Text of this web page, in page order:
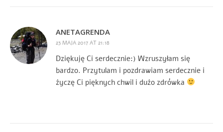
ANETAGRENDA
23 MAJA 2017 AT 21:18
Dziękuję Ci serdecznie:) Wzruszyłam się
bardzo. Przytulam i pozdrawiam serdecznie i
życzę Ci pięknych chwil i dużo zdrówka